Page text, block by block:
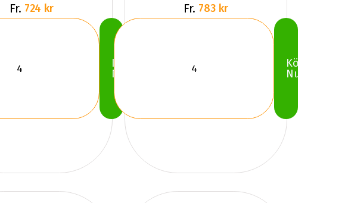
Fr. 724 kr
Köp
Nu
Fr. 783 kr
Köp
Nu